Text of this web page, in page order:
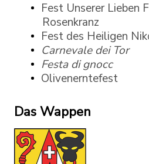
Fest Unserer Lieben
Rosenkranz
Fest des Heiligen
Carnevale dei Tor
Festa di gnocc
Olivenerntefest
Das Wappen